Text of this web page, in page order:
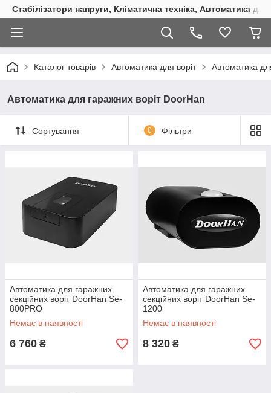
Стабілізатори напруги, Кліматична техніка, Автоматика
Каталог товарів Автоматика для воріт Автоматика
Автоматика для гаражних воріт DoorHan
Сортування 0 Фільтри
Автоматика для гаражних
секційних воріт DoorHan Se-
800PRO
Немає в наявності
6 760 ₴
Автоматика для гаражних
секційних воріт DoorHan Se-
1200
Немає в наявності
8 320 ₴